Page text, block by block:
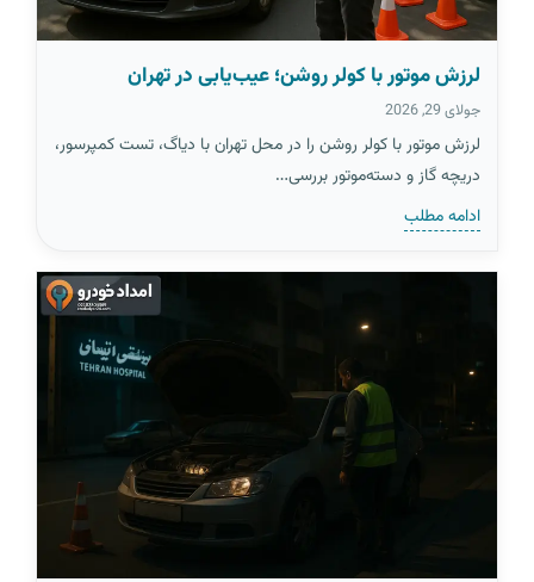
لرزش موتور با کولر روشن؛ عیب‌یابی در تهران
جولای 29, 2026
لرزش موتور با کولر روشن را در محل تهران با دیاگ، تست کمپرسور،
دریچه گاز و دسته‌موتور بررسی…
ادامه مطلب